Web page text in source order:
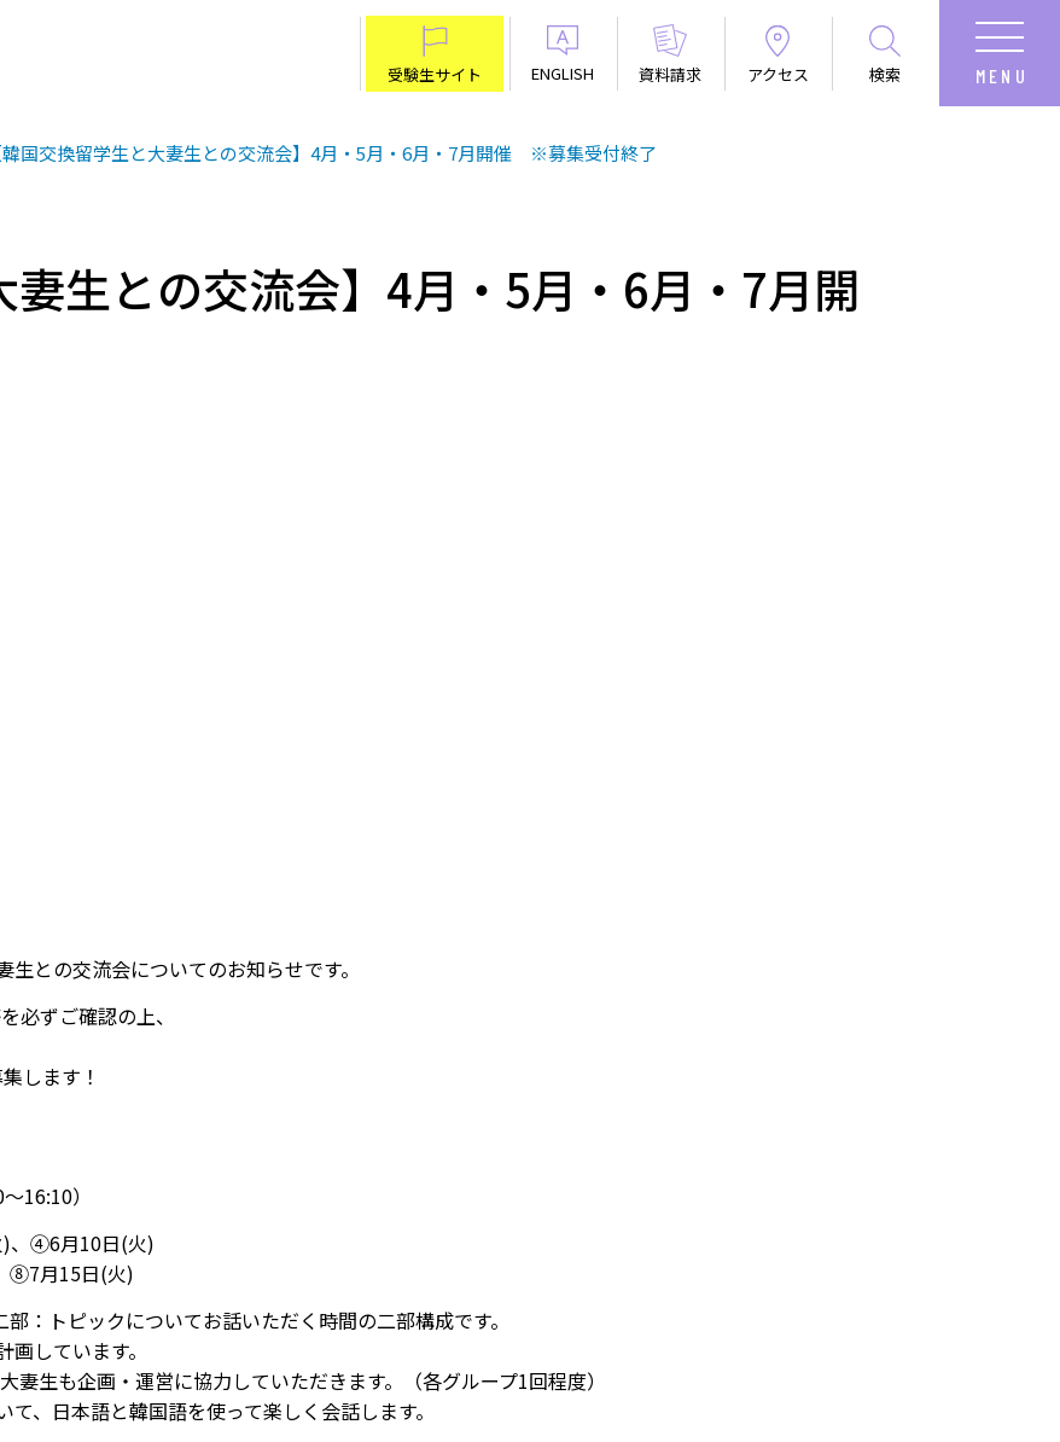
受験生サイト ENGLISH 資料請求 アクセス 検索
韓国交換留学生と大妻生との交流会】4月・5月・6月・7月開催 ※募集受付終了
妻生との交流会】4月・5月・6月・7月開
との交流会についてのお知らせです。
必ずご確認の上、
します！
16:10）
④6月10日(火)
⑧7月15日(火)
トピックについてお話いただく時間の二部構成です。
ています。
企画・運営に協力していただきます。（各グループ1回程度）
本語と韓国語を使って楽しく会話します。